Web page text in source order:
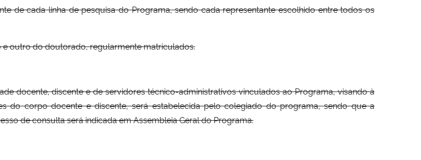
de cada linha de pesquisa do Programa, sendo cada representante escolhido entre todos os
outro do doutorado, regularmente matriculados.
docente, discente e de servidores técnico-administrativos vinculados ao Programa, visando à
do corpo docente e discente, será estabelecida pelo colegiado do programa, sendo que a
de consulta será indicada em Assembleia Geral do Programa.